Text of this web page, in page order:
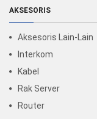
AKSESORIS
Aksesoris Lain-Lain
Interkom
Kabel
Rak Server
Router